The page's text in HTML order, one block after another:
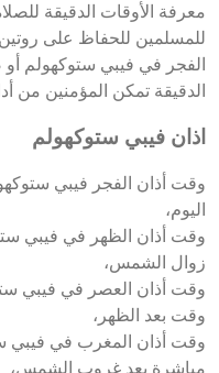
معرفة الأوقات الدقيقة
للمسلمين للحفاظ على
الفجر في فيبي ستوكهولم
الدقيقة تمكن المؤمنين من
اذان فيبي ستوكهولم
وقت أذان الفجر فيبي
اليوم،
وقت أذان الظهر في فيبي
زوال الشمس،
وقت أذان العصر في فيبي
وقت بعد الظهر،
وقت أذان المغرب في فيبي
مباشرة بعد غروب الشمس،